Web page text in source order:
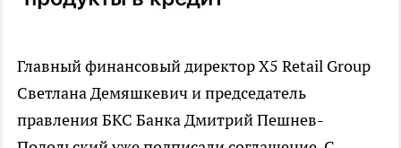
Главный финансовый директор Х5 Retail Group
Светлана Демяшкевич и председатель
правления БКС Банка Дмитрий Пешнев-